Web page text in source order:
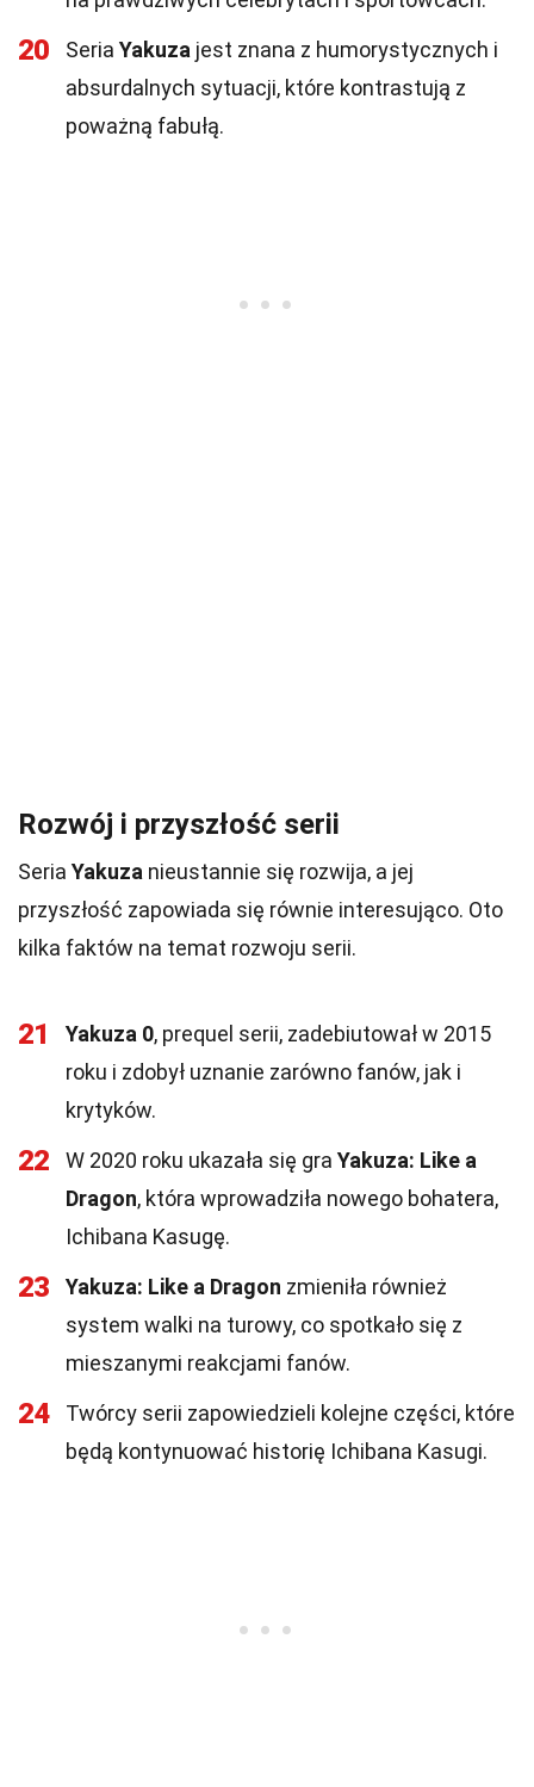
20 Seria Yakuza jest znana z humorystycznych i
absurdalnych sytuacji, które kontrastują z
poważną fabułą.
Rozwój i przyszłość serii
Seria Yakuza nieustannie się rozwija, a jej
przyszłość zapowiada się równie interesująco. Oto
kilka faktów na temat rozwoju serii.
21 Yakuza 0, prequel serii, zadebiutował w 2015
roku i zdobył uznanie zarówno fanów, jak i
krytyków.
22 W 2020 roku ukazała się gra Yakuza: Like a
Dragon, która wprowadziła nowego bohatera,
Ichibana Kasugę.
23 Yakuza: Like a Dragon zmieniła również
system walki na turowy, co spotkało się z
mieszanymi reakcjami fanów.
24
Twórcy serii zapowiedzieli kolejne części, które
będą kontynuować historię Ichibana Kasugi.